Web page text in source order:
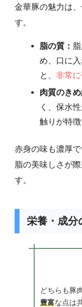
金華豚の魅力は
す。
脂の質：
め、口に
と、 非常
肉質のきめ
く、保水
触りが特徴
赤身の味も濃厚
脂の美味しさが
す。
栄養・成分
どちらも豚
豊富な点は